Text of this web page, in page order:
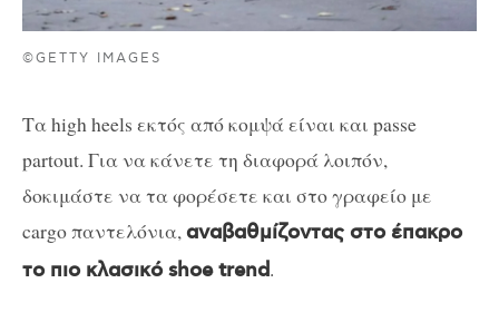
©GETTY IMAGES
Τα high heels εκτός από κομψά είναι και passe
partout. Για να κάνετε τη διαφορά λοιπόν,
δοκιμάστε να τα φορέσετε και στο γραφείο με
cargo παντελόνια,αναβαθμίζοντας στο έπακρο
το πιο κλασικό shoe trend.